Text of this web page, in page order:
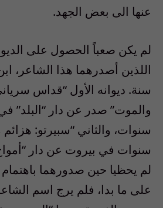
عنها الى بعض الجهد.
لم يكن صعباً الحصول على
اللذين أصدرهما هذا الشاعر،
سنة. ديوانه الأول “قداس
والموت” صدر عن دار “البلد”
سنوات، والثاني “سبيرتو:
سنوات في بيروت عن دار
لم يحظيا حين صدورهما باهتمام
على ما بدا، فلم يرج اسم